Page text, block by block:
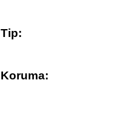
Tip:
Koruma: